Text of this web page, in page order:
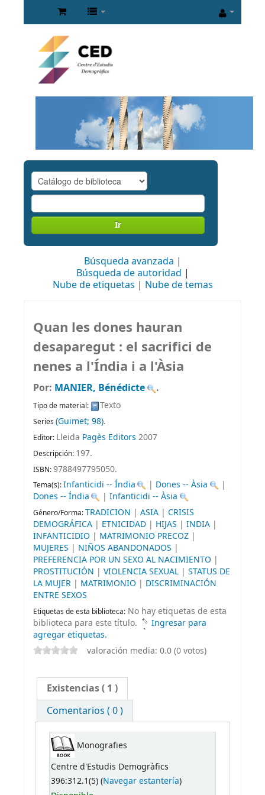
Ir
Búsqueda avanzada
Búsqueda de autoridad
Nube de etiquetas
Nube de temas
Quan les dones hauran
desaparegut : el sacrifici de
nenes a l'Índia i a l'Àsia
Por: MANIER, Bénédicte .
Tipo de material: Texto
Series (Guimet; 98).
Editor: Lleida Pagès Editors 2007
Descripción: 197.
ISBN:9788497795050.
Tema(s):Infanticidi -- Índia | Dones -- Àsia
|
Dones -- Índia
|Infanticidi -- Àsia
Género/Forma:TRADICION | ASIA | CRISIS
DEMOGRÁFICA | ETNICIDAD | HIJAS | INDIA |
INFANTICIDIO | MATRIMONIO PRECOZ |
MUJERES | NIÑOS ABANDONADOS |
PREFERENCIA POR UN SEXO AL NACIMIENTO |
PROSTITUCIÓN | VIOLENCIA SEXUAL | STATUS DE
LA MUJER | MATRIMONIO | DISCRIMINACIÓN
ENTRE SEXOS
Etiquetas de esta biblioteca: No hay etiquetas de esta
biblioteca para este título.
Ingresar para
agregar etiquetas.
valoración media: 0.0 (0 votos)
Existencias( 1 )
Comentarios ( 0 )
Monografies
Centre d'Estudis Demogràfics
396:312.1(5) (Navegar estantería)